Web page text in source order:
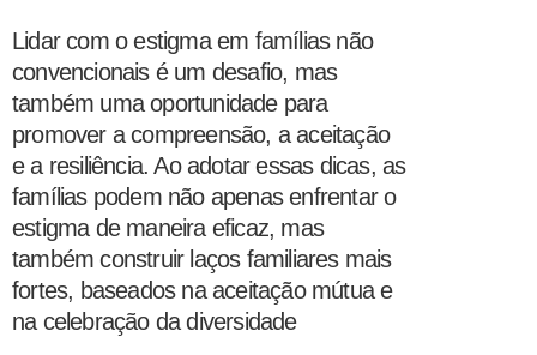
Lidar com o estigma em famílias não
convencionais é um desafio, mas
também uma oportunidade para
promover a compreensão, a aceitação
e a resiliência. Ao adotar essas dicas, as
famílias podem não apenas enfrentar o
estigma de maneira eficaz, mas
também construir laços familiares mais
fortes, baseados na aceitação mútua e
na celebração da diversidade